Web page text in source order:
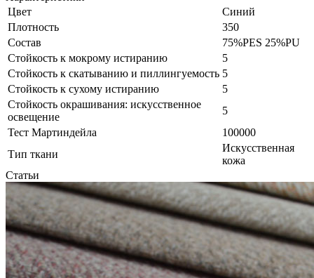
Цвет
Синий
Плотность
350
Состав
75%PES 25%PU
Стойкость к мокрому истиранию
5
Стойкость к скатыванию и пиллингуемость 5
Стойкость к сухому истиранию
5
Стойкость окрашивания: искусственное
освещение
5
Тест Мартиндейла
100000
Тип ткани
Искусственная
кожа
Статьи